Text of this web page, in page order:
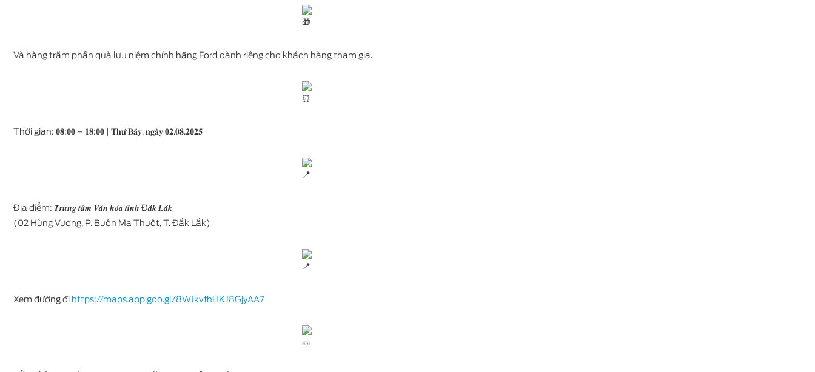
Và hàng trăm phần quà lưu niệm chính hãng Ford dành riêng cho khách hàng tham gia.
Thời gian: 𝟎𝟖:𝟎𝟎 – 𝟏𝟖:𝟎𝟎 | 𝐓𝐡𝐮̛́ 𝐁𝐚̉𝐲, 𝐧𝐠𝐚̀𝐲 𝟎𝟐.𝟎𝟖.𝟐𝟎𝟐𝟓
Địa điểm: 𝑻𝒓𝒖𝒏𝒈 𝒕𝒂̂𝒎 𝑽𝒂̆𝒏 𝒉𝒐́𝒂 𝒕𝒊̉𝒏𝒉 Đ𝒂̆́𝒌 𝑳𝒂̆́𝒌
(02 Hùng Vương, P. Buôn Ma Thuột, T. Đắk Lắk)
Xem đường đi https://maps.app.goo.gl/8WJkvfhHKJ8GjyAA7